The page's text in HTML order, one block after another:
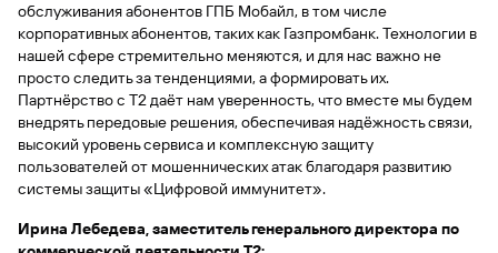
Как не
попасться
мошенникам?
Помощь по
действующему
кредиту
Оформить
Дистанционные
сервисы
Стать
клиентом
Газпромбанка
онлайн
API
курсов
Документы
для
открытия
счета
Быстрый
поиск
сайту
обслуживания абонентов ГПБ Мобайл, в том числе
корпоративных абонентов, таких как Газпромбанк. Технологии в
нашей сфере стремительно меняются, и для нас важно не
просто следить за тенденциями, а формировать их.
Партнёрство с Т2 даёт нам уверенность, что вместе мы будем
внедрять передовые решения, обеспечивая надёжность связи,
высокий уровень сервиса и комплексную защиту
пользователей от мошеннических атак благодаря развитию
системы защиты «Цифровой иммунитет».
Ирина Лебедева, заместитель генерального директора по